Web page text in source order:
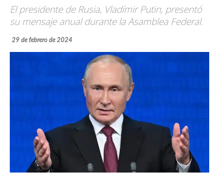
El presidente de Rusia, Vladímir Putin, presentó
su mensaje anual durante la Asamblea Federal.
29 de febrero de 2024